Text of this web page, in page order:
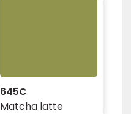
645C
Matcha latte